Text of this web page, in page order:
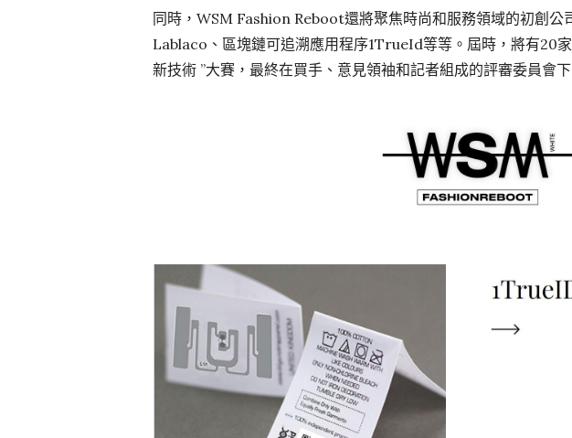
同時，WSM Fashion Reboot還將聚焦時尚和服務領域的初創公
Lablaco、區塊鏈可追溯應用程序1TrueId等等。屆時，將有20
新技術 ”大賽，最終在買手、意見領袖和記者組成的評審委員會